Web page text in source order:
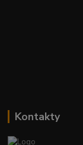
Kontakty